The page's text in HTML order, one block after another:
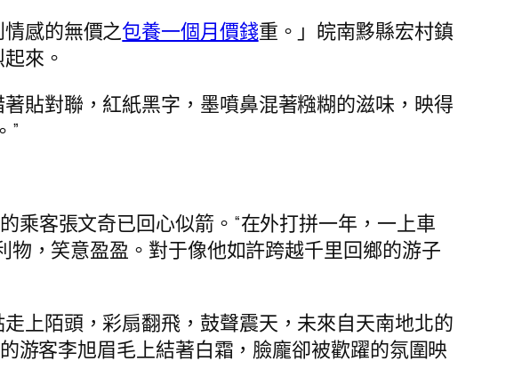
情感的無價之包養一個月價錢重。」皖南黟縣宏村鎮
來。
貼對聯，紅紙黑字，墨噴鼻混著糨糊的滋味，映得
”
乘客張文奇已回心似箭。“在外打拼一年，一上車
，笑意盈盈。對于像他如許跨越千里回鄉的游子
上陌頭，彩扇翻飛，鼓聲震天，未來自天南地北的
的游客李旭眉毛上結著白霜，臉龐卻被歡躍的氛圍映